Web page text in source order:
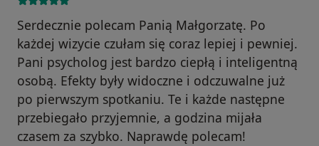
Serdecznie polecam Panią Małgorzatę. Po
każdej wizycie czułam się coraz lepiej i pewniej.
Pani psycholog jest bardzo ciepłą i inteligentną
osobą. Efekty były widoczne i odczuwalne już
po pierwszym spotkaniu. Te i każde następne
przebiegało przyjemnie, a godzina mijała
czasem za szybko. Naprawdę polecam!